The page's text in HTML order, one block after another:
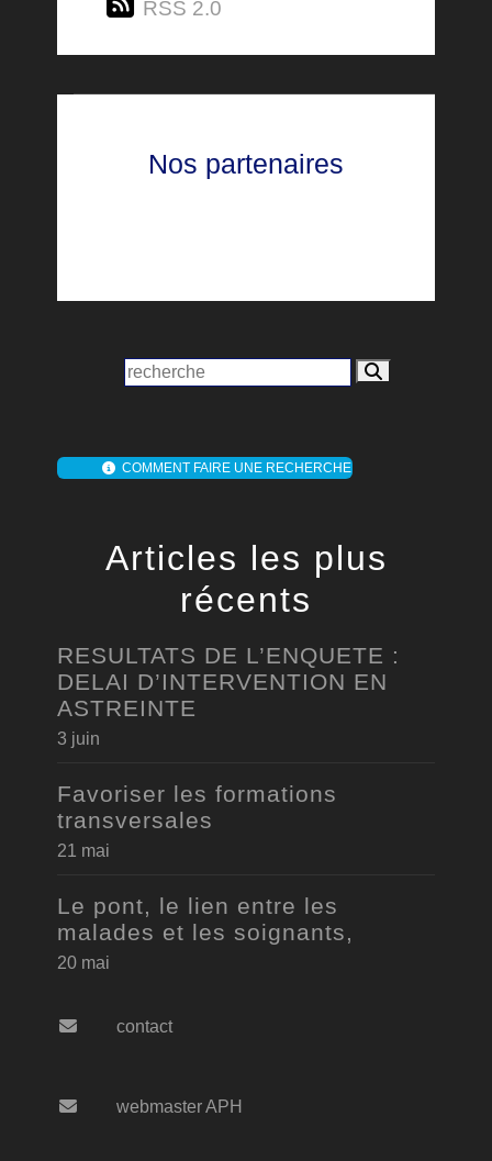
RSS 2.0
Nos partenaires
COMMENT FAIRE UNE RECHERCHE
Articles les plus
récents
RESULTATS DE L’ENQUETE :
DELAI D’INTERVENTION EN
ASTREINTE
3 juin
Favoriser les formations
transversales
21 mai
Le pont, le lien entre les
malades et les soignants,
20 mai
contact
webmaster APH